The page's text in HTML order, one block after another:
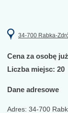
34-700 Rabka-
Cena za osobę
Liczba miejsc: 20
Dane adresowe
Adres: 34-700